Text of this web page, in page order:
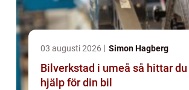
03 augusti 2026 Simon Hagberg
Bilverkstad i umeå så hittar du rätt
hjälp för din bil